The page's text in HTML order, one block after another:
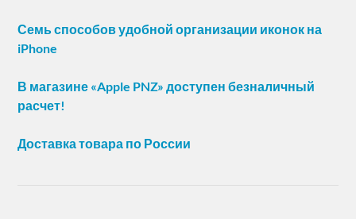
Семь способов удобной организации иконок на
iPhone
В магазине «Apple PNZ» доступен безналичный
расчет!
Доставка товара по России